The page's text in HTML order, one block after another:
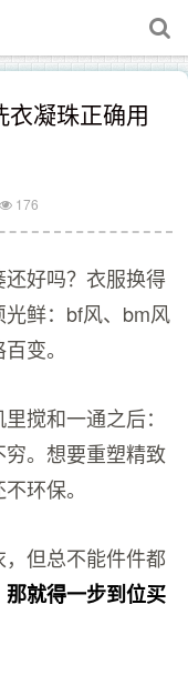
凝珠正确用
176
好吗？衣服换得
鲜：bf风、bm风
变。
搅和一通之后：
。想要重塑精致
环保。
但总不能件件都
就得一步到位买